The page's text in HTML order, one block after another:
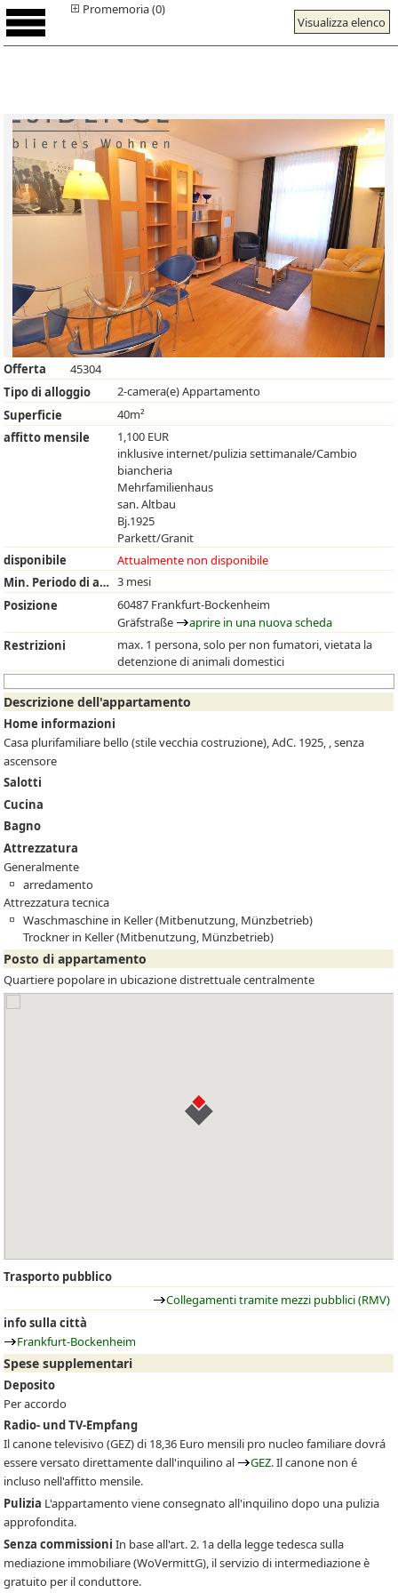
Visualizza elenco
Promemoria (0)
Offerta
45304
Tipo di alloggio
2-camera(e) Appartamento
Superficie
40m²
affitto mensile
1,100 EUR
inklusive internet/pulizia settimanale/Cambio
biancheria
Mehrfamilienhaus
san. Altbau
Bj.1925
Parkett/Granit
disponibile
Attualmente non disponibile
Min. Periodo di affitto 3 mesi
Posizione
60487 Frankfurt-Bockenheim
Gräfstraße
aprire in una nuova scheda
Restrizioni
max. 1 persona, solo per non fumatori, vietata la
detenzione di animali domestici
Descrizione dell'appartamento
Home informazioni
Casa plurifamiliare bello (stile vecchia costruzione), AdC. 1925, , senza
ascensore
Salotti
Cucina
Bagno
Attrezzatura
Generalmente
arredamento
Attrezzatura tecnica
Waschmaschine in Keller (Mitbenutzung, Münzbetrieb)
Trockner in Keller (Mitbenutzung, Münzbetrieb)
Posto di appartamento
Quartiere popolare in ubicazione distrettuale centralmente
Trasporto pubblico
Collegamenti tramite mezzi pubblici (RMV)
info sulla città
Frankfurt-Bockenheim
Spese supplementari
Deposito
Per accordo
Radio- und TV-Empfang
Il canone televisivo(GEZ)di 18,36 Euro mensili pro nucleo familiare dovrá
essere versato direttamente dall'inquilino al
GEZ. Il canone non é
incluso nell'affitto mensile.
Pulizia L'appartamento viene consegnato all'inquilino dopo una pulizia
approfondita.
Senza commissioni In base all'art. 2. 1a della legge tedesca sulla
mediazione immobiliare (WoVermittG), il servizio di intermediazione è
gratuito per il conduttore.